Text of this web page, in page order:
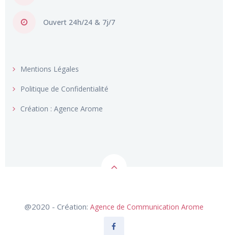
Politique de Confidentialité
Création : Agence Arome